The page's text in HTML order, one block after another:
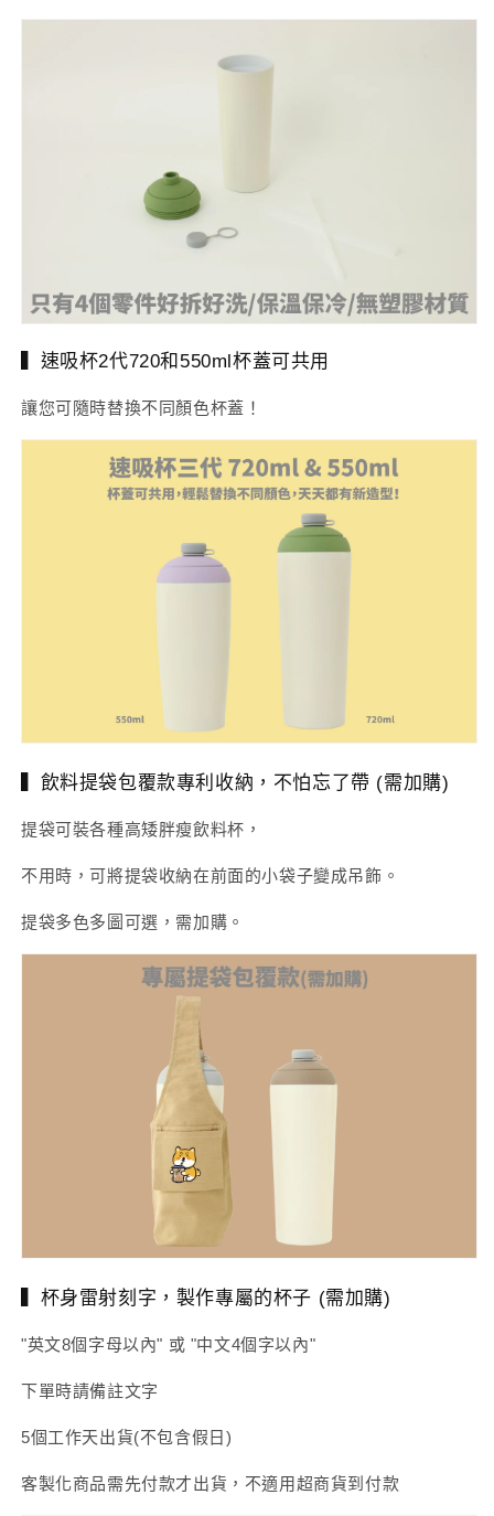
▍速吸杯2代720和550ml杯蓋可共用
讓您可隨時替換不同顏色杯蓋！
▍飲料提袋包覆款專利收納，不怕忘了帶 (需加購)
提袋可裝各種高矮胖瘦飲料杯，
不用時，可將提袋收納在前面的小袋子變成吊飾。
提袋多色多圖可選，需加購。
▍杯身雷射刻字，製作專屬的杯子 (需加購)
"英文8個字母以內" 或 "中文4個字以內"
下單時請備註文字
5個工作天出貨(不包含假日)
客製化商品需先付款才出貨，不適用超商貨到付款